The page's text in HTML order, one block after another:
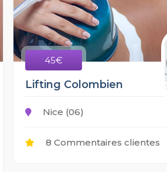
45€
Lifting Colombien
Nice (06)
8 Commentaires clientes